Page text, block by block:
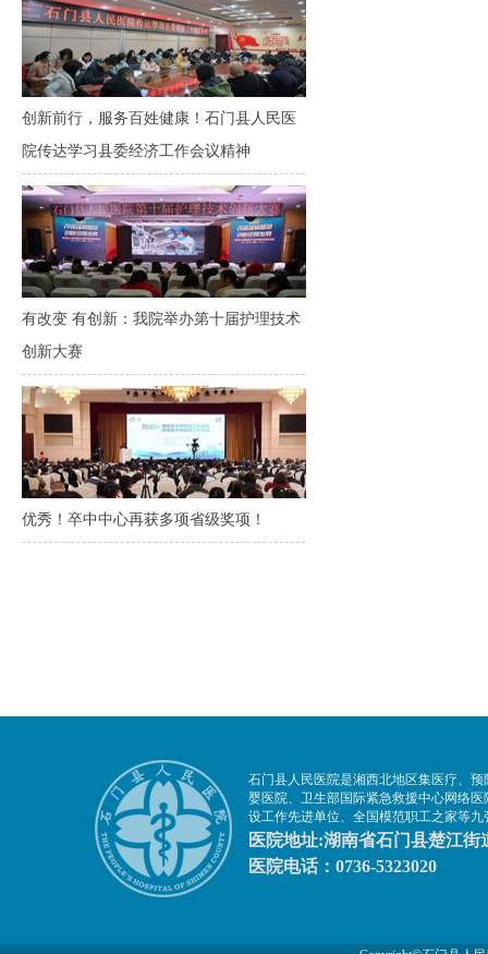
石门县人民医院是湘西北地区集医疗、
婴医院、卫生部国际紧急救援中心网络
设工作先进单位、全国模范职工之家等九
医院地址:湖南省石门县楚江街
医院电话：0736-5323020